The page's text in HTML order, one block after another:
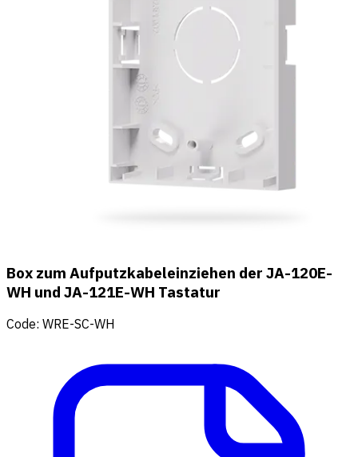
Box zum Aufputzkabeleinziehen der JA-120E-
WH und JA-121E-WH Tastatur
Code: WRE-SC-WH